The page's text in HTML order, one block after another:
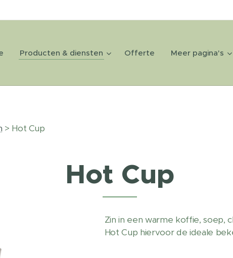
Producten & diensten Offerte Meer pagina's
> Hot Cup
Hot Cup
Zin in een warme koffie, soep,
Hot Cup hiervoor de ideale